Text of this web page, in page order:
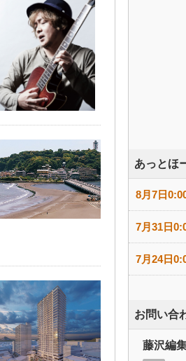
あっとほ
8月7日
7月31日
7月24日
お問い合
藤沢編